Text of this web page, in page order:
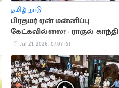
தமிழ் நாடு
பிரதமர் ஏன் மன்னிப்பு
கேட்கவில்லை? - ராகுல் காந்தி
Jul 21, 2026, 07:07 IST